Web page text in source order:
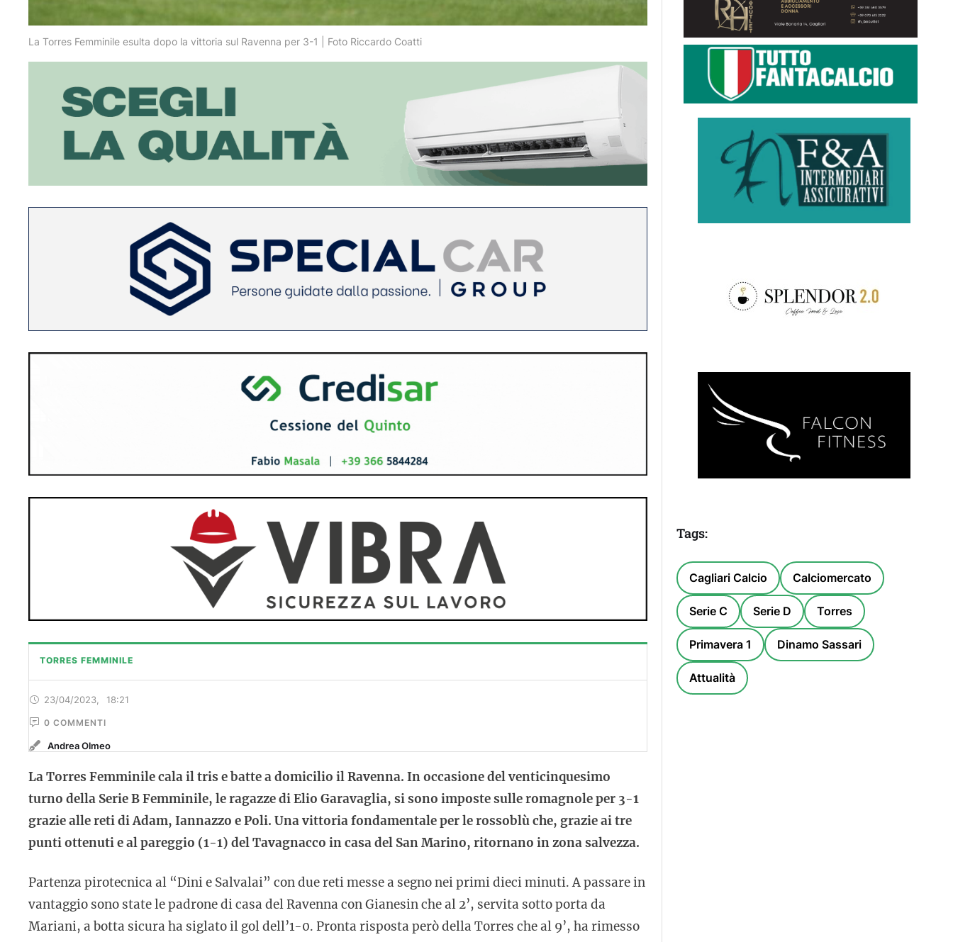
La Torres Femminile esulta dopo la vittoria sul Ravenna per 3-1 | Foto Riccardo Coatti
TORRES FEMMINILE
23/04/2023 18:21
0 COMMENTI
Andrea Olmeo
La Torres Femminile cala il tris e batte a domicilio il Ravenna. In occasione del venticinquesimo
turno della Serie B Femminile, le ragazze di Elio Garavaglia, si sono imposte sulle romagnole per 3-1
grazie alle reti di Adam, Iannazzo e Poli. Una vittoria fondamentale per le rossoblù che, grazie ai tre
punti ottenuti e al pareggio (1-1) del Tavagnacco in casa del San Marino, ritornano in zona salvezza.
Partenza pirotecnica al “Dini e Salvalai” con due reti messe a segno nei primi dieci minuti. A passare in
vantaggio sono state le padrone di casa del Ravenna con Gianesin che al 2’, servita sotto porta da
Mariani, a botta sicura ha siglato il gol dell’1-0. Pronta risposta però della Torres che al 9’, ha rimesso
Tags:
Cagliari Calcio Calciomercato
Serie C Serie D Torres
Primavera 1 Dinamo Sassari
Attualità